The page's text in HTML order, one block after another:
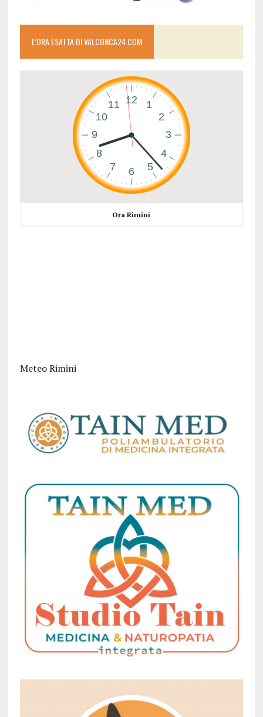
L’ORA ESATTA DI VALCONCA24.COM
Ora Rimini
Meteo Rimini